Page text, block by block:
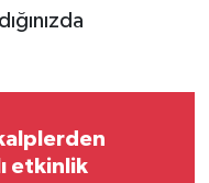
etkinlik